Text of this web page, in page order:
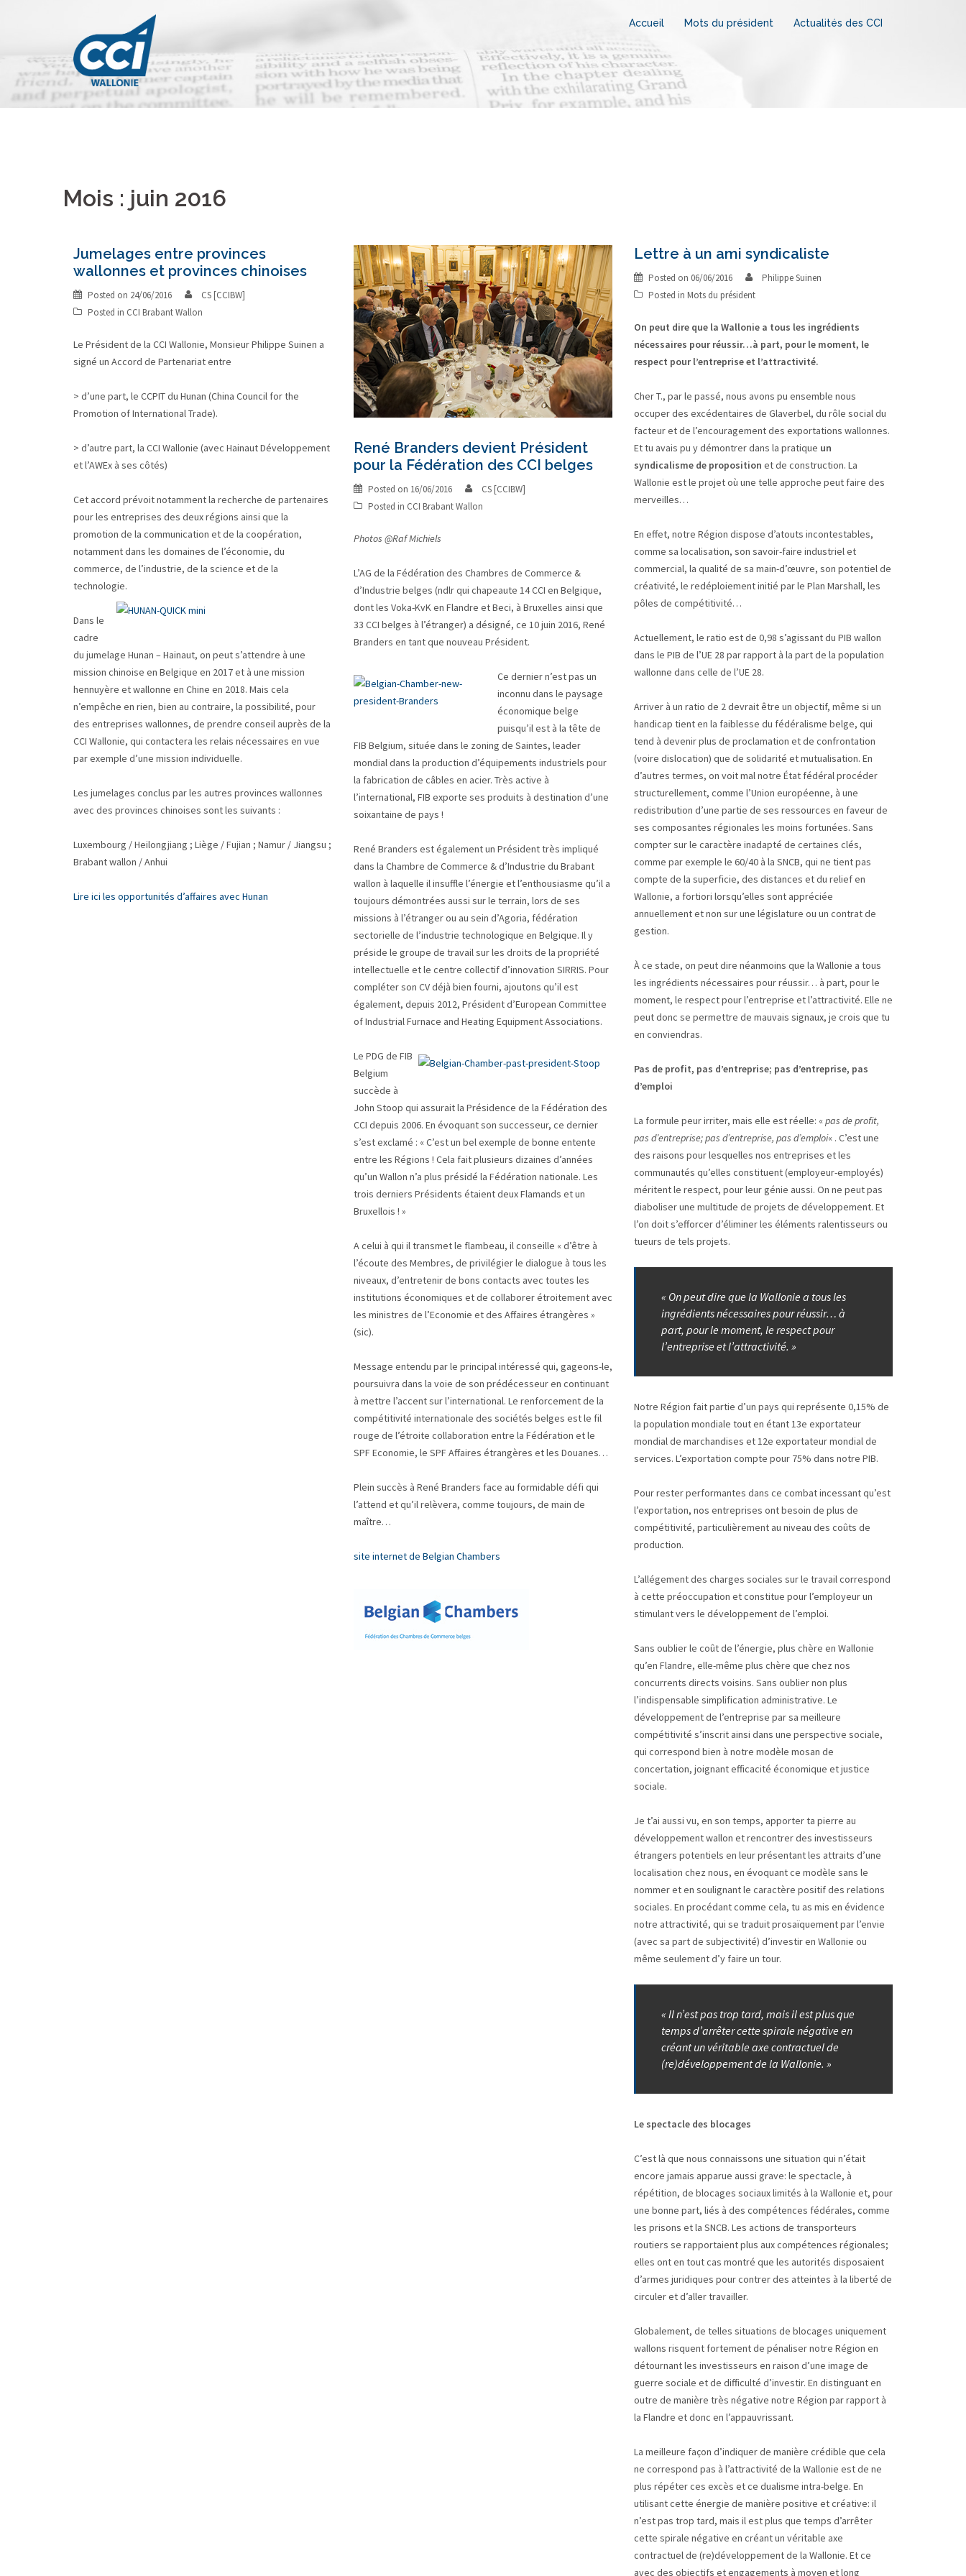
Accueil Mots du président Actualités des CCI
Mois : juin 2016
Jumelages entre provinces
wallonnes et provinces chinoises
Posted on 24/06/2016
CS [CCIBW]
Posted in CCI Brabant Wallon
Le Président de la CCI Wallonie, Monsieur Philippe Suinen a
signé un Accord de Partenariat entre
> d’une part, le CCPIT du Hunan (China Council for the
Promotion of International Trade).
> d’autre part, la CCI Wallonie (avec Hainaut Développement
et l’AWEx à ses côtés)
Cet accord prévoit notamment la recherche de partenaires
pour les entreprises des deux régions ainsi que la
promotion de la communication et de la coopération,
notamment dans les domaines de l’économie, du
commerce, de l’industrie, de la science et de la
technologie.
Dans le
cadre
du jumelage Hunan – Hainaut, on peut s’attendre à une
mission chinoise en Belgique en 2017 et à une mission
hennuyère et wallonne en Chine en 2018. Mais cela
n’empêche en rien, bien au contraire, la possibilité, pour
des entreprises wallonnes, de prendre conseil auprès de la
CCI Wallonie, qui contactera les relais nécessaires en vue
par exemple d’une mission individuelle.
Les jumelages conclus par les autres provinces wallonnes
avec des provinces chinoises sont les suivants :
Luxembourg / Heilongjiang ; Liège / Fujian ; Namur / Jiangsu ;
Brabant wallon / Anhui
Lire ici les opportunités d’affaires avec Hunan
René Branders devient Président
pour la Fédération des CCI belges
Posted on 16/06/2016
CS [CCIBW]
Posted in CCI Brabant Wallon
Photos @Raf Michiels
L’AG de la Fédération des Chambres de Commerce &
d’Industrie belges (ndlr qui chapeaute 14 CCI en Belgique,
dont les Voka-KvK en Flandre et Beci, à Bruxelles ainsi que
33 CCI belges à l’étranger) a désigné, ce 10 juin 2016, René
Branders en tant que nouveau Président.
Ce dernier n’est pas un
inconnu dans le paysage
économique belge
puisqu’il est à la tête de
FIB Belgium, située dans le zoning de Saintes, leader
mondial dans la production d’équipements industriels pour
la fabrication de câbles en acier. Très active à
l’international, FIB exporte ses produits à destination d’une
soixantaine de pays !
René Branders est également un Président très impliqué
dans la Chambre de Commerce & d’Industrie du Brabant
wallon à laquelle il insuffle l’énergie et l’enthousiasme qu’il a
toujours démontrées aussi sur le terrain, lors de ses
missions à l’étranger ou au sein d’Agoria, fédération
sectorielle de l’industrie technologique en Belgique. Il y
préside le groupe de travail sur les droits de la propriété
intellectuelle et le centre collectif d’innovation SIRRIS. Pour
compléter son CV déjà bien fourni, ajoutons qu’il est
également, depuis 2012, Président d’European Committee
of Industrial Furnace and Heating Equipment Associations.
Le PDG de FIB
Belgium
succède à
John Stoop qui assurait la Présidence de la Fédération des
CCI depuis 2006. En évoquant son successeur, ce dernier
s’est exclamé : « C’est un bel exemple de bonne entente
entre les Régions ! Cela fait plusieurs dizaines d’années
qu’un Wallon n’a plus présidé la Fédération nationale. Les
trois derniers Présidents étaient deux Flamands et un
Bruxellois ! »
A celui à qui il transmet le flambeau, il conseille « d’être à
l’écoute des Membres, de privilégier le dialogue à tous les
niveaux, d’entretenir de bons contacts avec toutes les
institutions économiques et de collaborer étroitement avec
les ministres de l’Economie et des Affaires étrangères »
(sic).
Message entendu par le principal intéressé qui, gageons-le,
poursuivra dans la voie de son prédécesseur en continuant
à mettre l’accent sur l’international. Le renforcement de la
compétitivité internationale des sociétés belges est le fil
rouge de l’étroite collaboration entre la Fédération et le
SPF Economie, le SPF Affaires étrangères et les Douanes…
Plein succès à René Branders face au formidable défi qui
l’attend et qu’il relèvera, comme toujours, de main de
maître…
site internet de Belgian Chambers
Lettre à un ami syndicaliste
Posted on 06/06/2016
Philippe Suinen
Posted in Mots du président
On peut dire que la Wallonie a tous les ingrédients
nécessaires pour réussir…à part, pour le moment, le
respect pour l’entreprise et l’attractivité.
Cher T., par le passé, nous avons pu ensemble nous
occuper des excédentaires de Glaverbel, du rôle social du
facteur et de l’encouragement des exportations wallonnes.
Et tu avais pu y démontrer dans la pratique un
syndicalisme de proposition et de construction. La
Wallonie est le projet où une telle approche peut faire des
merveilles…
En effet, notre Région dispose d’atouts incontestables,
comme sa localisation, son savoir-faire industriel et
commercial, la qualité de sa main-d’œuvre, son potentiel de
créativité, le redéploiement initié par le Plan Marshall, les
pôles de compétitivité…
Actuellement, le ratio est de 0,98 s’agissant du PIB wallon
dans le PIB de l’UE 28 par rapport à la part de la population
wallonne dans celle de l’UE 28.
Arriver à un ratio de 2 devrait être un objectif, même si un
handicap tient en la faiblesse du fédéralisme belge, qui
tend à devenir plus de proclamation et de confrontation
(voire dislocation) que de solidarité et mutualisation. En
d’autres termes, on voit mal notre État fédéral procéder
structurellement, comme l’Union européenne, à une
redistribution d’une partie de ses ressources en faveur de
ses composantes régionales les moins fortunées. Sans
compter sur le caractère inadapté de certaines clés,
comme par exemple le 60/40 à la SNCB, qui ne tient pas
compte de la superficie, des distances et du relief en
Wallonie, a fortiori lorsqu’elles sont appréciée
annuellement et non sur une législature ou un contrat de
gestion.
À ce stade, on peut dire néanmoins que la Wallonie a tous
les ingrédients nécessaires pour réussir… à part, pour le
moment, le respect pour l’entreprise et l’attractivité. Elle ne
peut donc se permettre de mauvais signaux, je crois que tu
en conviendras.
Pas de profit, pas d’entreprise; pas d’entreprise, pas
d’emploi
La formule peur irriter, mais elle est réelle: «pas de profit,
pas d’entreprise; pas d’entreprise, pas d’emploi« . C’est une
des raisons pour lesquelles nos entreprises et les
communautés qu’elles constituent (employeur-employés)
méritent le respect, pour leur génie aussi. On ne peut pas
diaboliser une multitude de projets de développement. Et
l’on doit s’efforcer d’éliminer les éléments ralentisseurs ou
tueurs de tels projets.
« On peut dire que la Wallonie a tous les
ingrédients nécessaires pour réussir… à
part, pour le moment, le respect pour
l’entreprise et l’attractivité. »
Notre Région fait partie d’un pays qui représente 0,15% de
la population mondiale tout en étant 13e exportateur
mondial de marchandises et 12e exportateur mondial de
services. L’exportation compte pour 75% dans notre PIB.
Pour rester performantes dans ce combat incessant qu’est
l’exportation, nos entreprises ont besoin de plus de
compétitivité, particulièrement au niveau des coûts de
production.
L’allégement des charges sociales sur le travail correspond
à cette préoccupation et constitue pour l’employeur un
stimulant vers le développement de l’emploi.
Sans oublier le coût de l’énergie, plus chère en Wallonie
qu’en Flandre, elle-même plus chère que chez nos
concurrents directs voisins. Sans oublier non plus
l’indispensable simplification administrative. Le
développement de l’entreprise par sa meilleure
compétitivité s’inscrit ainsi dans une perspective sociale,
qui correspond bien à notre modèle mosan de
concertation, joignant efficacité économique et justice
sociale.
Je t’ai aussi vu, en son temps, apporter ta pierre au
développement wallon et rencontrer des investisseurs
étrangers potentiels en leur présentant les attraits d’une
localisation chez nous, en évoquant ce modèle sans le
nommer et en soulignant le caractère positif des relations
sociales. En procédant comme cela, tu as mis en évidence
notre attractivité, qui se traduit prosaïquement par l’envie
(avec sa part de subjectivité) d’investir en Wallonie ou
même seulement d’y faire un tour.
« Il n’est pas trop tard, mais il est plus que
temps d’arrêter cette spirale négative en
créant un véritable axe contractuel de
(re)développement de la Wallonie. »
Le spectacle des blocages
C’est là que nous connaissons une situation qui n’était
encore jamais apparue aussi grave: le spectacle, à
répétition, de blocages sociaux limités à la Wallonie et, pour
une bonne part, liés à des compétences fédérales, comme
les prisons et la SNCB. Les actions de transporteurs
routiers se rapportaient plus aux compétences régionales;
elles ont en tout cas montré que les autorités disposaient
d’armes juridiques pour contrer des atteintes à la liberté de
circuler et d’aller travailler.
Globalement, de telles situations de blocages uniquement
wallons risquent fortement de pénaliser notre Région en
détournant les investisseurs en raison d’une image de
guerre sociale et de difficulté d’investir. En distinguant en
outre de manière très négative notre Région par rapport à
la Flandre et donc en l’appauvrissant.
La meilleure façon d’indiquer de manière crédible que cela
ne correspond pas à l’attractivité de la Wallonie est de ne
plus répéter ces excès et ce dualisme intra-belge. En
utilisant cette énergie de manière positive et créative: il
n’est pas trop tard, mais il est plus que temps d’arrêter
cette spirale négative en créant un véritable axe
contractuel de (re)développement de la Wallonie. Et ce
avec des objectifs et engagements à moyen et long